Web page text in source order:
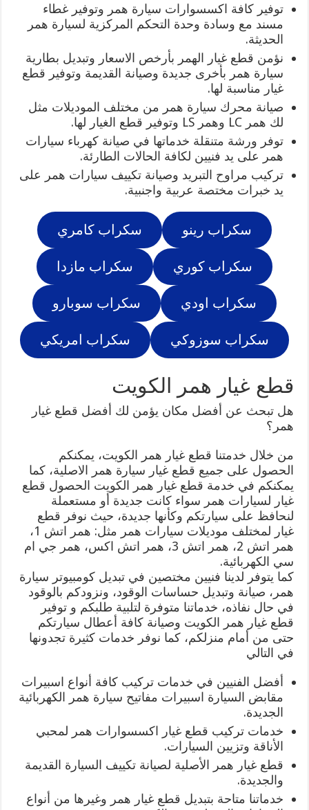
توفير كافة اكسسوارات سيارة همر وتوفير غطاء
مسند مع وسادة وحدة التحكم المركزية لسيارة همر
الحديثة.
نؤمن قطع غيار الهمر بأرخص الاسعار وتبديل بطارية
سيارة همر بأخرى جديدة وصيانة القديمة وتوفير قطع
غيار مناسبة لها.
صيانة محرك سيارة همر من مختلف الموديلات مثل
لك همر LC وهمر LS وتوفير قطع الغيار لها.
توفر ورشة متنقلة خدماتها في صيانة كهرباء سيارات
همر على يد فنيين لكافة الحالات الطارئة.
تركيب مراوح التبريد وصيانة تكييف سيارات همر على
يد خبرات مختصة عربية واجنبية.
سكراب رينو سكراب كامري
سكراب كوري سكراب مازدا
سكراب اودي سكراب سوبارو
سكراب سوزوكي سكراب امريكي
قطع غيار همر الكويت
هل تبحث عن أفضل مكان يؤمن لك أفضل قطع غيار
همر؟
من خلال خدمتنا قطع غيار همر الكويت، يمكنكم
الحصول على جميع قطع غيار سيارة همر الاصلية، كما
يمكنكم في خدمة قطع غيار همر الكويت الحصول قطع
غيار لسيارات همر سواء كانت جديدة أو مستعملة
لنحافظ على سيارتكم وكأنها جديدة، حيث نوفر قطع
غيار لمختلف موديلات سيارات همر مثل: همر اتش 1،
همر اتش 2، همر اتش 3، همر اتش اكس، همر جي ام
سي الكهربائية.
كما يتوفر لدينا فنيين مختصين في تبديل كومبيوتر سيارة
همر، صيانة وتبديل حساسات الوقود، ونزودكم بالوقود
في حال نفاذه، خدماتنا متوفرة لتلبية طلبكم و توفير
قطع غيار همر الكويت وصيانة كافة أعطال سيارتكم
حتى من أمام منزلكم، كما نوفر خدمات كثيرة تجدونها
في التالي
أفضل الفنيين في خدمات تركيب كافة أنواع اسبيرات
مقابض السيارة اسبيرات مفاتيح سيارة همر الكهربائية
الجديدة.
خدمات تركيب قطع غيار اكسسوارات همر لمحبي
الأناقة وتزيين السيارات.
قطع غيار همر الأصلية لصيانة تكييف السيارة القديمة
والجديدة.
خدماتنا متاحة بتبديل قطع غيار همر وغيرها من أنواع